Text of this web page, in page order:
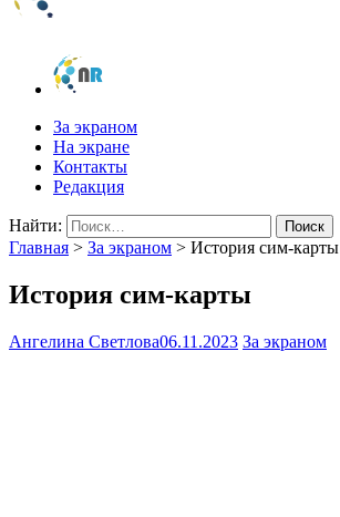
newsroom.su
Новости о новостях
За экраном
На экране
Контакты
Редакция
Найти:
Главная > За экраном > История сим-карты
История сим-карты
Ангелина Светлова06.11.2023 За экраном